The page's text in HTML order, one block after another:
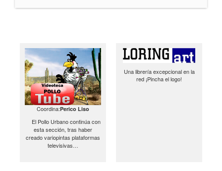
Coordina:Perico Liso
El Pollo Urbano continúa con
esta sección, tras haber
creado variopintas plataformas
televisivas…
Una librería excepcional en la
red ¡Pincha el logo!